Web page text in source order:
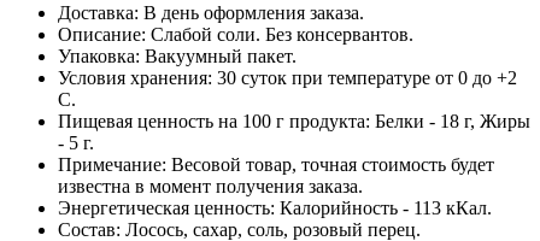
Доставка: В день оформления заказа.
Описание: Слабой соли. Без консервантов.
Упаковка: Вакуумный пакет.
Условия хранения: 30 суток при температуре от 0 до +2
С.
Пищевая ценность на 100 г продукта: Белки - 18 г, Жиры
- 5 г.
Примечание: Весовой товар, точная стоимость будет
известна в момент получения заказа.
Энергетическая ценность: Калорийность - 113 кКал.
Cостав: Лосось, сахар, соль, розовый перец.